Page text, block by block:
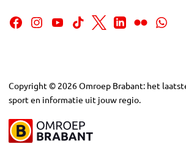
Copyright © 2026Omroep Brabant: het
sport en informatie uit jouw regio.